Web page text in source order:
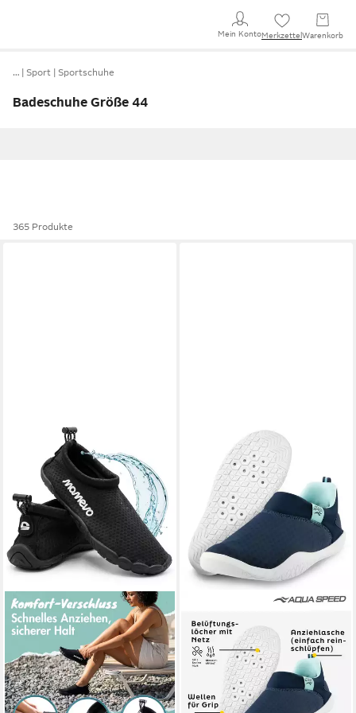
Mein KontoMerkzettel Warenkorb
… Sport Sportschuhe
Badeschuhe Größe 44
365 Produkte